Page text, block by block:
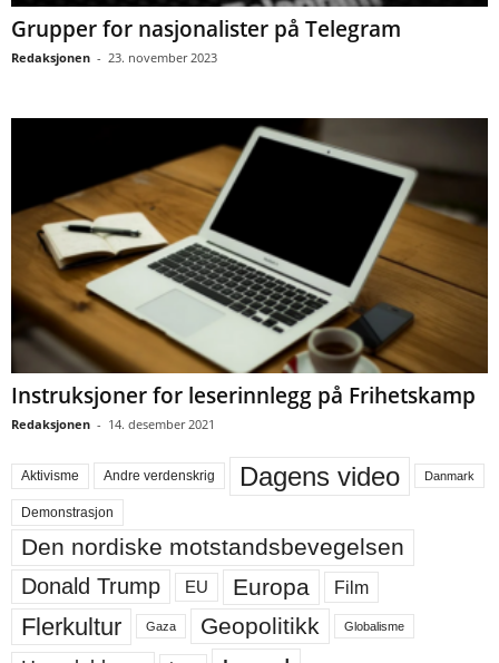
Grupper for nasjonalister på Telegram
Redaksjonen - 23. november 2023
Instruksjoner for leserinnlegg på Frihetskamp
Redaksjonen - 14. desember 2021
Aktivisme Andre verdenskrig Dagens video Danmark
Demonstrasjon
Den nordiske motstandsbevegelsen
Donald Trump EU Europa Film
Flerkultur Gaza Geopolitikk Globalisme